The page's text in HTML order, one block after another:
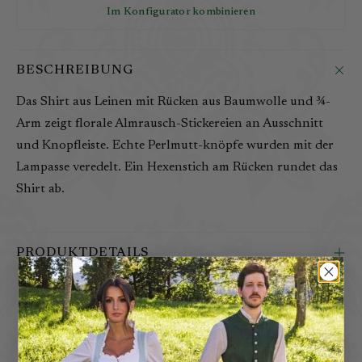
Im Konfigurator kombinieren
BESCHREIBUNG
Das Shirt aus Leinen mit Rücken aus Baumwolle und ¾-
Arm zeigt florale Almrausch-Stickereien an Ausschnitt
und Knopfleiste. Echte Perlmutt-knöpfe wurden mit der
Lampasse veredelt. Ein Hexenstich am Rücken rundet das
Shirt ab.
PRODUKTDETAILS